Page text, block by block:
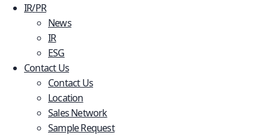
IR/PR
News
IR
ESG
Contact Us
Contact Us
Location
Sales Network
Sample Request